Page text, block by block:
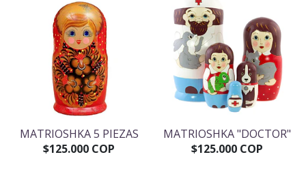
MATRIOSHKA 5 PIEZAS
$125.000 COP
MATRIOSHKA "DOCTOR"
$125.000 COP